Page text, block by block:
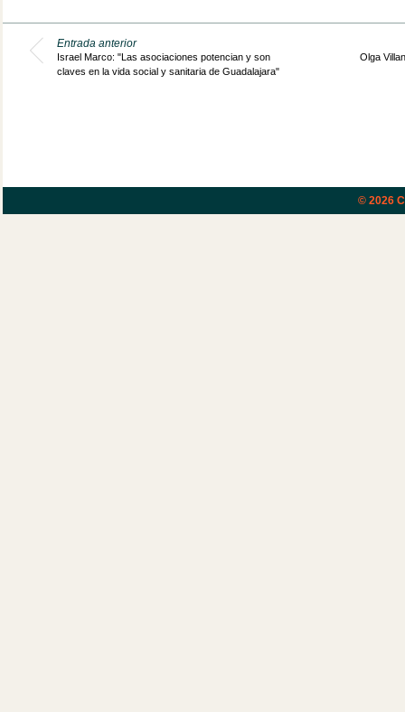
Entrada anterior
Israel Marco: "Las asociaciones potencian y son
claves en la vida social y sanitaria de Guadalajara"
Olga
© 2026